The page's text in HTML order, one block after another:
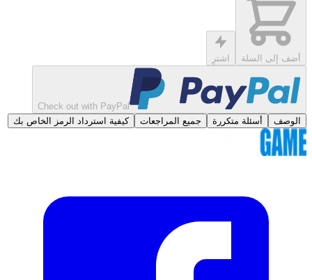
أضف إلى السلة اشترِ
Check out with PayPal
الوصف
أسئلة متكررة جميع المراجعات كيفية استرداد الرمز الخاص بك